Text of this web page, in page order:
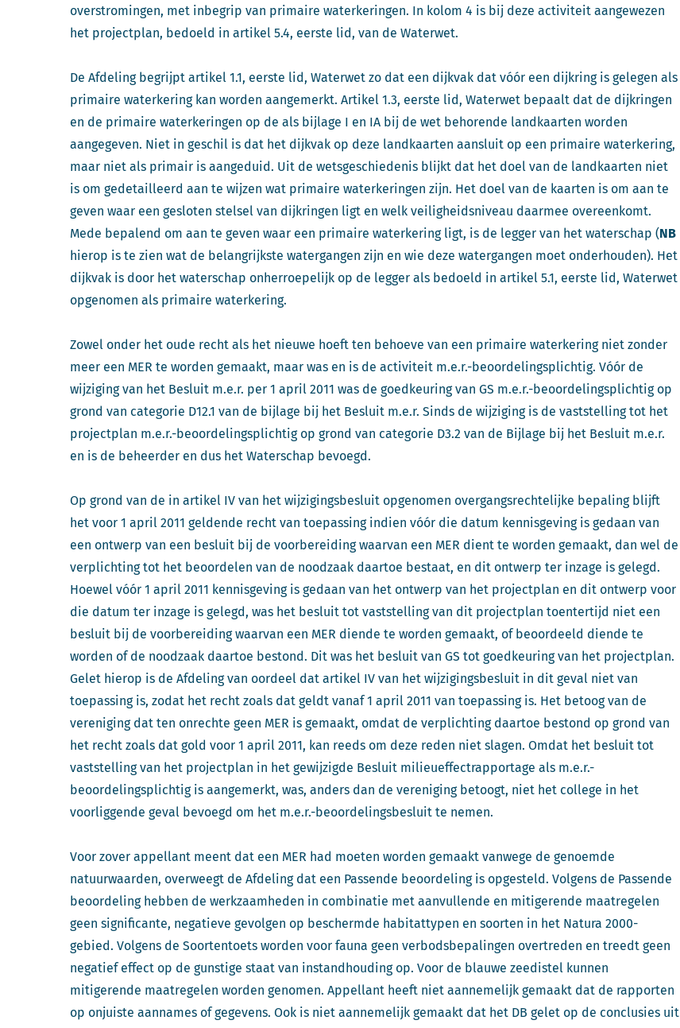
overstromingen, met inbegrip van primaire waterkeringen. In kolom 4 is bij deze activiteit aangewezen
het projectplan, bedoeld in artikel 5.4, eerste lid, van de Waterwet.
De Afdeling begrijpt artikel 1.1, eerste lid, Waterwet zo dat een dijkvak dat vóór een dijkring is gelegen als
primaire waterkering kan worden aangemerkt. Artikel 1.3, eerste lid, Waterwet bepaalt dat de dijkringen
en de primaire waterkeringen op de als bijlage I en IA bij de wet behorende landkaarten worden
aangegeven. Niet in geschil is dat het dijkvak op deze landkaarten aansluit op een primaire waterkering,
maar niet als primair is aangeduid. Uit de wetsgeschiedenis blijkt dat het doel van de landkaarten niet
is om gedetailleerd aan te wijzen wat primaire waterkeringen zijn. Het doel van de kaarten is om aan te
geven waar een gesloten stelsel van dijkringen ligt en welk veiligheidsniveau daarmee overeenkomt.
Mede bepalend om aan te geven waar een primaire waterkering ligt, is de legger van het waterschap (NB
hierop is te zien wat de belangrijkste watergangen zijn en wie deze watergangen moet onderhouden). Het
dijkvak is door het waterschap onherroepelijk op de legger als bedoeld in artikel 5.1, eerste lid, Waterwet
opgenomen als primaire waterkering.
Zowel onder het oude recht als het nieuwe hoeft ten behoeve van een primaire waterkering niet zonder
meer een MER te worden gemaakt, maar was en is de activiteit m.e.r.-beoordelingsplichtig. Vóór de
wijziging van het Besluit m.e.r. per 1 april 2011 was de goedkeuring van GS m.e.r.-beoordelingsplichtig op
grond van categorie D12.1 van de bijlage bij het Besluit m.e.r. Sinds de wijziging is de vaststelling tot het
projectplan m.e.r.-beoordelingsplichtig op grond van categorie D3.2 van de Bijlage bij het Besluit m.e.r.
en is de beheerder en dus het Waterschap bevoegd.
Op grond van de in artikel IV van het wijzigingsbesluit opgenomen overgangsrechtelijke bepaling blijft
het voor 1 april 2011 geldende recht van toepassing indien vóór die datum kennisgeving is gedaan van
een ontwerp van een besluit bij de voorbereiding waarvan een MER dient te worden gemaakt, dan wel de
verplichting tot het beoordelen van de noodzaak daartoe bestaat, en dit ontwerp ter inzage is gelegd.
Hoewel vóór 1 april 2011 kennisgeving is gedaan van het ontwerp van het projectplan en dit ontwerp voor
die datum ter inzage is gelegd, was het besluit tot vaststelling van dit projectplan toentertijd niet een
besluit bij de voorbereiding waarvan een MER diende te worden gemaakt, of beoordeeld diende te
worden of de noodzaak daartoe bestond. Dit was het besluit van GS tot goedkeuring van het projectplan.
Gelet hierop is de Afdeling van oordeel dat artikel IV van het wijzigingsbesluit in dit geval niet van
toepassing is, zodat het recht zoals dat geldt vanaf 1 april 2011 van toepassing is. Het betoog van de
vereniging dat ten onrechte geen MER is gemaakt, omdat de verplichting daartoe bestond op grond van
het recht zoals dat gold voor 1 april 2011, kan reeds om deze reden niet slagen. Omdat het besluit tot
vaststelling van het projectplan in het gewijzigde Besluit milieueffectrapportage als m.e.r.-
beoordelingsplichtig is aangemerkt, was, anders dan de vereniging betoogt, niet het college in het
voorliggende geval bevoegd om het m.e.r.-beoordelingsbesluit te nemen.
Voor zover appellant meent dat een MER had moeten worden gemaakt vanwege de genoemde
natuurwaarden, overweegt de Afdeling dat een Passende beoordeling is opgesteld. Volgens de Passende
beoordeling hebben de werkzaamheden in combinatie met aanvullende en mitigerende maatregelen
geen significante, negatieve gevolgen op beschermde habitattypen en soorten in het Natura 2000-
gebied. Volgens de Soortentoets worden voor fauna geen verbodsbepalingen overtreden en treedt geen
negatief effect op de gunstige staat van instandhouding op. Voor de blauwe zeedistel kunnen
mitigerende maatregelen worden genomen. Appellant heeft niet aannemelijk gemaakt dat de rapporten
op onjuiste aannames of gegevens. Ook is niet aannemelijk gemaakt dat het DB gelet op de conclusies uit